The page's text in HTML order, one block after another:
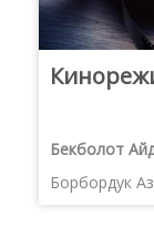
Бекболот
Борбордук